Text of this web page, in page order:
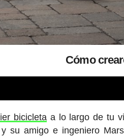
Cómo
bicicleta a lo largo de tu
su amigo e ingeniero